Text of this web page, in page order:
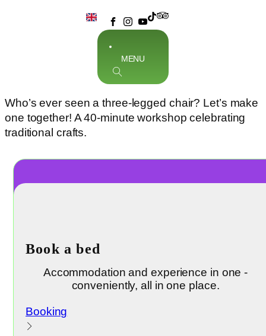
MENU
Who’s ever seen a three-legged chair? Let’s make
one together! A 40-minute workshop celebrating
traditional crafts.
Book a bed
Accommodation and experience in one -
conveniently, all in one place.
Booking